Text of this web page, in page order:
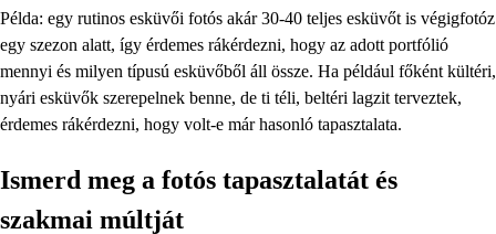
Példa: egy rutinos esküvői fotós akár 30-40 teljes esküvőt is végigfotóz
egy szezon alatt, így érdemes rákérdezni, hogy az adott portfólió
mennyi és milyen típusú esküvőből áll össze. Ha például főként kültéri,
nyári esküvők szerepelnek benne, de ti téli, beltéri lagzit terveztek,
érdemes rákérdezni, hogy volt-e már hasonló tapasztalata.
Ismerd meg a fotós tapasztalatát és
szakmai múltját